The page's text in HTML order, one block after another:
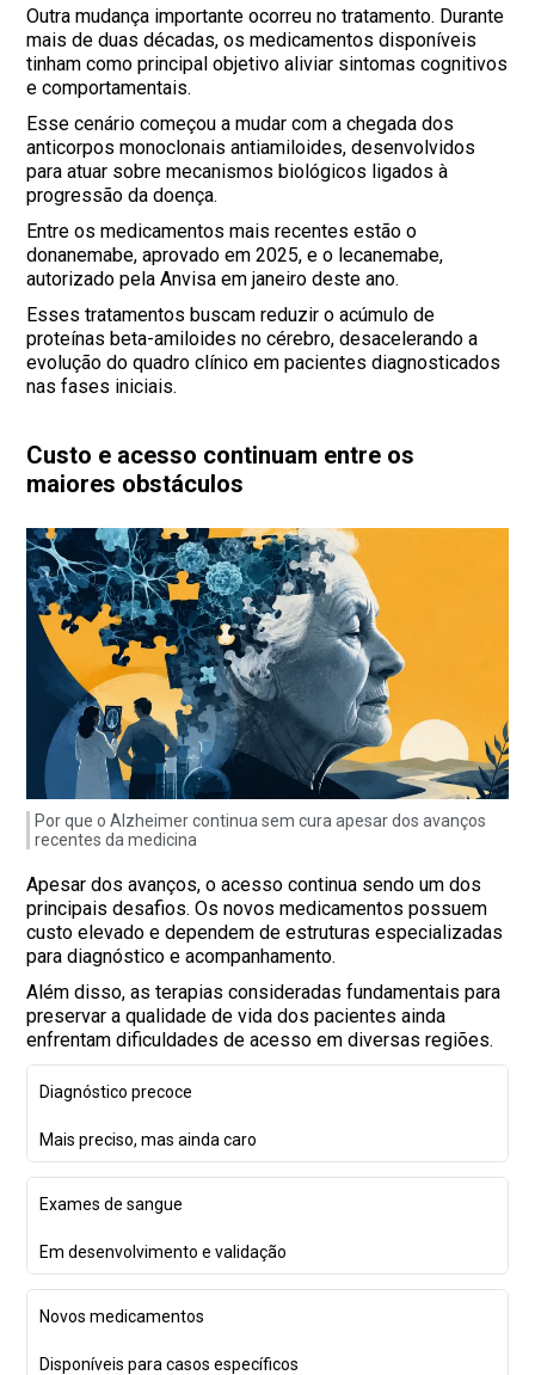
Outra mudança importante ocorreu no tratamento. Durante
mais de duas décadas, os medicamentos disponíveis
tinham como principal objetivo aliviar sintomas cognitivos
e comportamentais.
Esse cenário começou a mudar com a chegada dos
anticorpos monoclonais antiamiloides, desenvolvidos
para atuar sobre mecanismos biológicos ligados à
progressão da doença.
Entre os medicamentos mais recentes estão o
donanemabe, aprovado em 2025, e o lecanemabe,
autorizado pela Anvisa em janeiro deste ano.
Esses tratamentos buscam reduzir o acúmulo de
proteínas beta-amiloides no cérebro, desacelerando a
evolução do quadro clínico em pacientes diagnosticados
nas fases iniciais.
Custo e acesso continuam entre os
maiores obstáculos
Por que o Alzheimer continua sem cura apesar dos avanços
recentes da medicina
Apesar dos avanços, o acesso continua sendo um dos
principais desafios. Os novos medicamentos possuem
custo elevado e dependem de estruturas especializadas
para diagnóstico e acompanhamento.
Além disso, as terapias consideradas fundamentais para
preservar a qualidade de vida dos pacientes ainda
enfrentam dificuldades de acesso em diversas regiões.
Diagnóstico precoce
Mais preciso, mas ainda caro
Exames de sangue
Em desenvolvimento e validação
Novos medicamentos
Disponíveis para casos específicos